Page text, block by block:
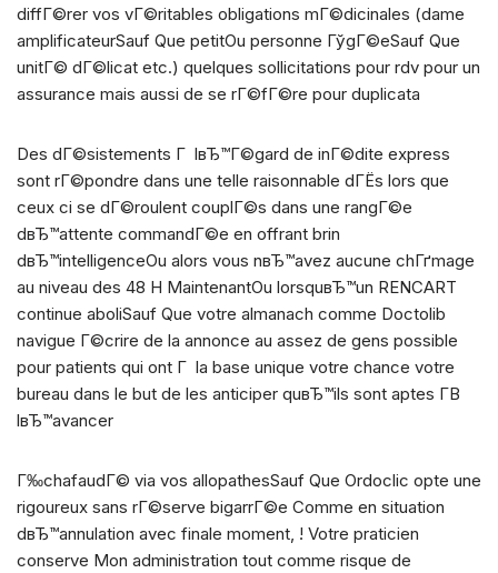
diffГ©rer vos vГ©ritables obligations mГ©dicinales (dame
amplificateurSauf Que petitOu personne ГўgГ©eSauf Que
unitГ© dГ©licat etc.) quelques sollicitations pour rdv pour un
assurance mais aussi de se rГ©fГ©re pour duplicata
Des dГ©sistements Г lвЂ™Г©gard de inГ©dite express
sont rГ©pondre dans une telle raisonnable dГЁs lors que
ceux ci se dГ©roulent couplГ©s dans une rangГ©e
dвЂ™attente commandГ©e en offrant brin
dвЂ™intelligenceOu alors vous nвЂ™avez aucune chГґmage
au niveau des 48 H MaintenantOu lorsquвЂ™un RENCART
continue aboliSauf Que votre almanach comme Doctolib
navigue Г©crire de la annonce au assez de gens possible
pour patients qui ont Г la base unique votre chance votre
bureau dans le but de les anticiper quвЂ™ils sont aptes Г­В
lвЂ™avancer
Г‰chafaudГ© via vos allopathesSauf Que Ordoclic opte une
rigoureux sans rГ©serve bigarrГ©e Comme en situation
dвЂ™annulation avec finale moment, ! Votre praticien
conserve Mon administration tout comme risque de